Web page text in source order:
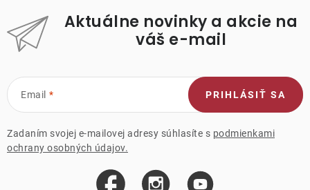
Aktuálne novinky a akcie na
váš e-mail
Email
Zadaním svojej e-mailovej adresy súhlasíte s podmienkami
ochrany osobných údajov.
PRIHLÁSIŤ SA